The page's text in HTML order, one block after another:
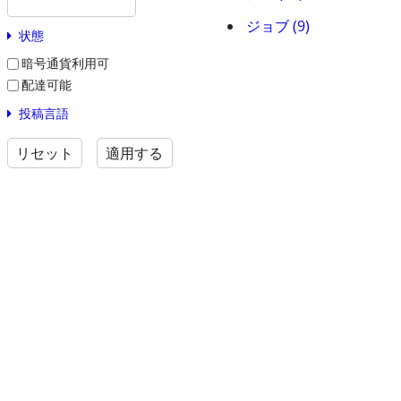
状態
暗号通貨利用可
配達可能
投稿言語
リセット 適用する
ジョブ (9)